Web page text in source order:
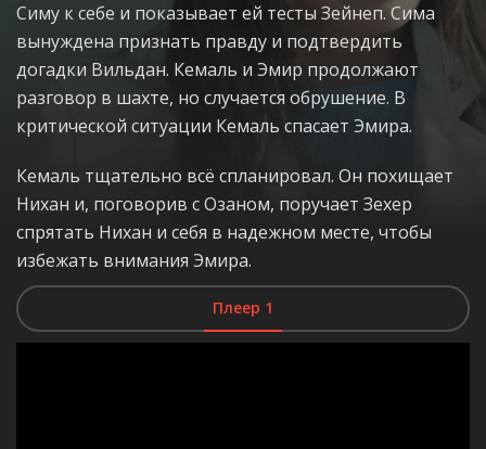
Симу к себе и показывает ей тесты Зейнеп. Сима
вынуждена признать правду и подтвердить
догадки Вильдан. Кемаль и Эмир продолжают
разговор в шахте, но случается обрушение. В
критической ситуации Кемаль спасает Эмира.
Кемаль тщательно всё спланировал. Он похищает
Нихан и, поговорив с Озаном, поручает Зехер
спрятать Нихан и себя в надежном месте, чтобы
избежать внимания Эмира.
Плеер 1